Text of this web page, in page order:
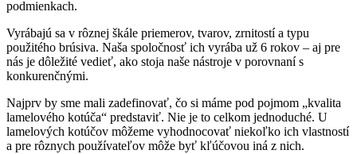
podmienkach.
Vyrábajú sa v rôznej škále priemerov, tvarov, zrnitostí a typu
použitého brúsiva. Naša spoločnosť ich vyrába už 6 rokov – aj pre
nás je dôležité vedieť, ako stoja naše nástroje v porovnaní s
konkurenčnými.
Najprv by sme mali zadefinovať, čo si máme pod pojmom „kvalita
lamelového kotúča“ predstaviť. Nie je to celkom jednoduché. U
lamelových kotúčov môžeme vyhodnocovať niekoľko ich vlastností
a pre rôznych používateľov môže byť kľúčovou iná z nich.